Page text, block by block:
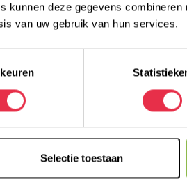
kunnen deze gegevens
van uw gebruik van hun services.
Selectie toestaan